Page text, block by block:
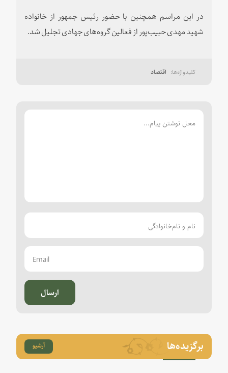
در این مراسم همچنین با حضور رئیس جمهور از خانواده
شهید مهدی حبیب‌پور از فعالین گروه‌های جهادی تجلیل شد.
اقتصاد
ارسال
برگزیده‌ها آرشیو